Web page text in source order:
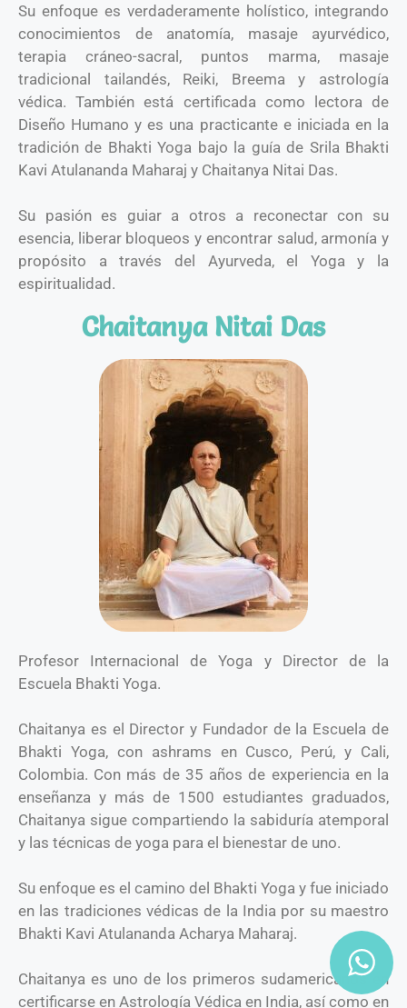
Su enfoque es verdaderamente holístico, integrando
conocimientos de anatomía, masaje ayurvédico,
terapia cráneo-sacral, puntos marma, masaje
tradicional tailandés, Reiki, Breema y astrología
védica. También está certificada como lectora de
Diseño Humano y es una practicante e iniciada en la
tradición de Bhakti Yoga bajo la guía de Srila Bhakti
Kavi Atulananda Maharaj y Chaitanya Nitai Das.
Su pasión es guiar a otros a reconectar con su
esencia, liberar bloqueos y encontrar salud, armonía y
propósito a través del Ayurveda, el Yoga y la
espiritualidad.
Chaitanya Nitai Das
Profesor Internacional de Yoga y Director de la
Escuela Bhakti Yoga.
Chaitanya es el Director y Fundador de la Escuela de
Bhakti Yoga, con ashrams en Cusco, Perú, y Cali,
Colombia. Con más de 35 años de experiencia en la
enseñanza y más de 1500 estudiantes graduados,
Chaitanya sigue compartiendo la sabiduría atemporal
y las técnicas de yoga para el bienestar de uno.
Su enfoque es el camino del Bhakti Yoga y fue iniciado
en las tradiciones védicas de la India por su maestro
Bhakti Kavi Atulananda Acharya Maharaj.
Chaitanya es uno de los primeros sudamericanos en
certificarse en Astrología Védica en India, así como en